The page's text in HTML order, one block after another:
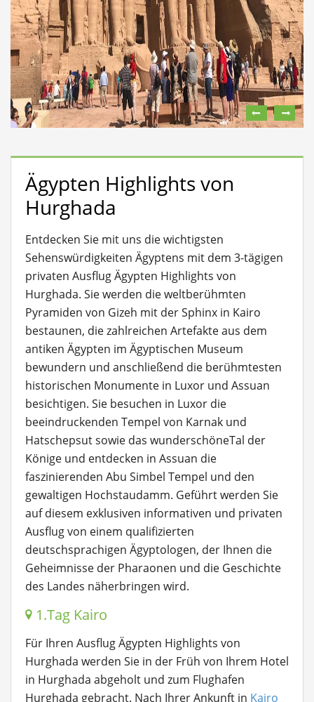
Ägypten Highlights von
Hurghada
Entdecken Sie mit uns die wichtigsten
Sehenswürdigkeiten Ägyptens mit dem 3-tägigen
privaten Ausflug Ägypten Highlights von
Hurghada. Sie werden die weltberühmten
Pyramiden von Gizeh mit der Sphinx in Kairo
bestaunen, die zahlreichen Artefakte aus dem
antiken Ägypten im Ägyptischen Museum
bewundern und anschließend die berühmtesten
historischen Monumente in Luxor und Assuan
besichtigen. Sie besuchen in Luxor die
beeindruckenden Tempel von Karnak und
Hatschepsut sowie das wunderschöneTal der
Könige und entdecken in Assuan die
faszinierenden Abu Simbel Tempel und den
gewaltigen Hochstaudamm. Geführt werden Sie
auf diesem exklusiven informativen und privaten
Ausflug von einem qualifizierten
deutschsprachigen Ägyptologen, der Ihnen die
Geheimnisse der Pharaonen und die Geschichte
des Landes näherbringen wird.
1.Tag Kairo
Für Ihren Ausflug Ägypten Highlights von
Hurghada werden Sie in der Früh von Ihrem Hotel
in Hurghada abgeholt und zum Flughafen
Hurghada gebracht. Nach Ihrer Ankunft in Kairo